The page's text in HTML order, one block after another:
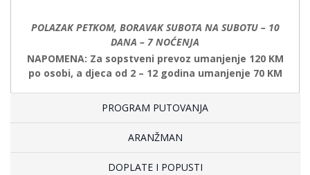
POLAZAK PETKOM, BORAVAK SUBOTA NA SUBOTU – 10
DANA – 7 NOĆENJA
NAPOMENA: Za sopstveni prevoz umanjenje 120 KM
po osobi, a djeca od 2 – 12 godina umanjenje 70 KM
PROGRAM PUTOVANJA
ARANŽMAN
DOPLATE I POPUSTI